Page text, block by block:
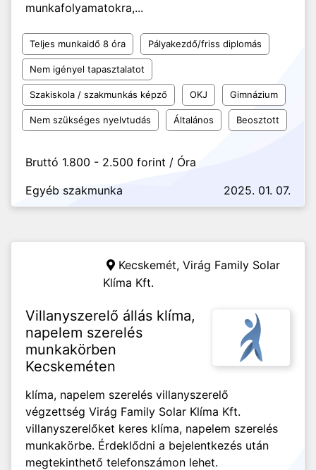
munkafolyamatokra,...
Teljes munkaidő 8 óra Pályakezdő/friss diplomás
Nem igényel tapasztalatot
Szakiskola / szakmunkás képző OKJ Gimnázium
Nem szükséges nyelvtudás Általános Beosztott
Bruttó 1.800 - 2.500 forint / Óra
Egyéb szakmunka
2025. 01. 07.
Kecskemét, Virág Family Solar
Klíma Kft.
Villanyszerelő állás klíma,
napelem szerelés
munkakörben
Kecskeméten
klíma, napelem szerelés villanyszerelő
végzettség Virág Family Solar Klíma Kft.
villanyszerelőket keres klíma, napelem szerelés
munkakörbe. Érdeklődni a bejelentkezés után
megtekinthető telefonszámon lehet.